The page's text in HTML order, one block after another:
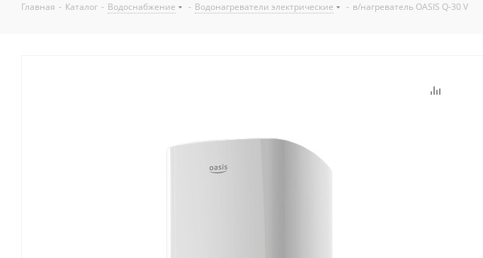
Главная - Каталог - Водоснабжение - Водонагреватели электрические - в/нагреватель OASIS Q-30 V